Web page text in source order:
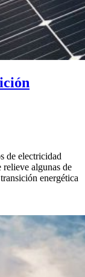
de electricidad
relieve algunas de
energética